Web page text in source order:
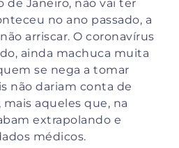
de Janeiro, não vai ter
no ano passado, a
arriscar. O coronavírus
ainda machuca muita
se nega a tomar
não dariam conta de
aqueles que, na
extrapolando e
médicos.